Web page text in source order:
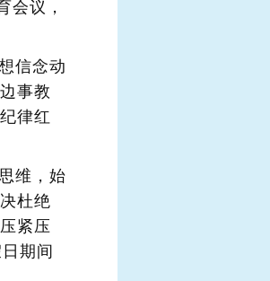
会议，
信念动
事教
律红
维，始
杜绝
紧压
期间